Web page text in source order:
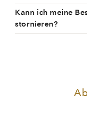
Kann ich meine
stornieren?